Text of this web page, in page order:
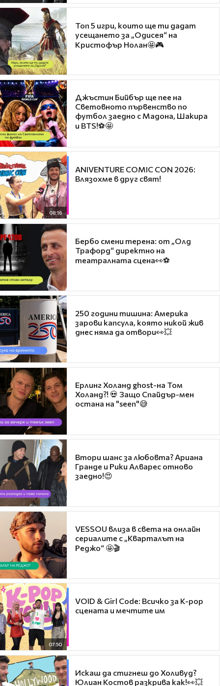
Топ 5 игри, които ще ти дадат
усещането за „Одисея“ на
Кристофър Нолан🤩🎮
Джъстин Бийбър ще пее на
Световното първенство по
футбол заедно с Мадона, Шакира
и BTS!⚽🤩
08:16
ANIVENTURE COMIC CON 2026:
Влязохме в друг свят!
Бербо смени терена: от „Олд
Трафорд“ директно на
театралната сцена👀⚽
250 години тишина: Америка
зарови капсула, която никой жив
днес няма да отвори👀💥
Ерлинг Холанд ghost-на Том
Холанд?! 💀 Защо Спайдър-мен
остана на "seen"😅
Втори шанс за любовта? Ариана
Гранде и Рики Алварес отново
заедно!😍
VESSOU влиза в света на онлайн
сериалите с „Кварталът на
Реджо“ 🤩🎬
07:50
VOID & Girl Code: Всичко за K-pop
сцената и мечтите им
Искаш да стигнеш до Холивуд?
Юлиан Костов разкрива как!👀💥